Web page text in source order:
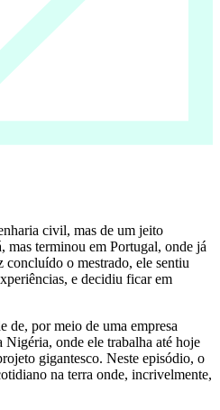
civil, mas de um jeito
mas terminou em Portugal, onde já
concluído o mestrado, ele sentiu
e decidiu ficar em
de, por meio de uma empresa
Nigéria, onde ele trabalha até hoje
gigantesco. Neste episódio, o
na terra onde, incrivelmente,